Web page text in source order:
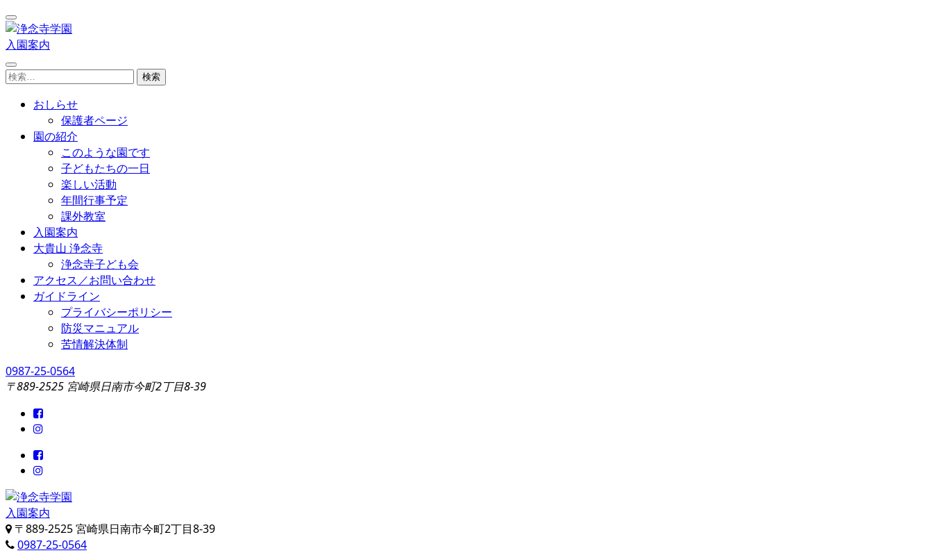
コ
ン
テ
ン
ツ
浄念寺学園
日南市飫肥今町／認定こども園
入園案内
検
おしらせ
保護者ページ
園の紹介
このような園です
子どもたちの一日
楽しい活動
年間行事予定
課外教室
入園案内
大貴山 浄念寺
浄念寺子ども会
アクセス／お問い合わせ
ガイドライン
プライバシーポリシー
防災マニュアル
苦情解決体制
0987-25-0564
〒889-2525 宮崎県日南市今町2丁目8-39
浄念寺学園
日南市飫肥今町／認定こども園
入園案内
〒889-2525 宮崎県日南市今町2丁目8-39
0987-25-0564